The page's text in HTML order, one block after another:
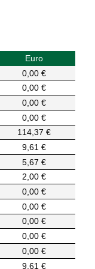
Euro
0,00 €
0,00 €
0,00 €
0,00 €
114,37 €
9,61 €
5,67 €
2,00 €
0,00 €
0,00 €
0,00 €
0,00 €
0,00 €
9,61 €